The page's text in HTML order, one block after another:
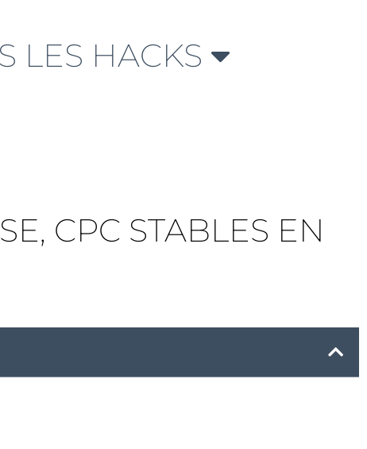
LES HACKS
CPC STABLES EN